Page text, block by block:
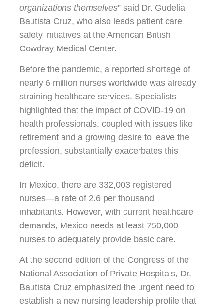
organizations themselves” said Dr. Gudelia
Bautista Cruz, who also leads patient care
safety initiatives at the American British
Cowdray Medical Center.
Before the pandemic, a reported shortage of
nearly 6 million nurses worldwide was already
straining healthcare services. Specialists
highlighted that the impact of COVID-19 on
health professionals, coupled with issues like
retirement and a growing desire to leave the
profession, substantially exacerbates this
deficit.
In Mexico, there are 332,003 registered
nurses—a rate of 2.6 per thousand
inhabitants. However, with current healthcare
demands, Mexico needs at least 750,000
nurses to adequately provide basic care.
At the second edition of the Congress of the
National Association of Private Hospitals, Dr.
Bautista Cruz emphasized the urgent need to
establish a new nursing leadership profile that